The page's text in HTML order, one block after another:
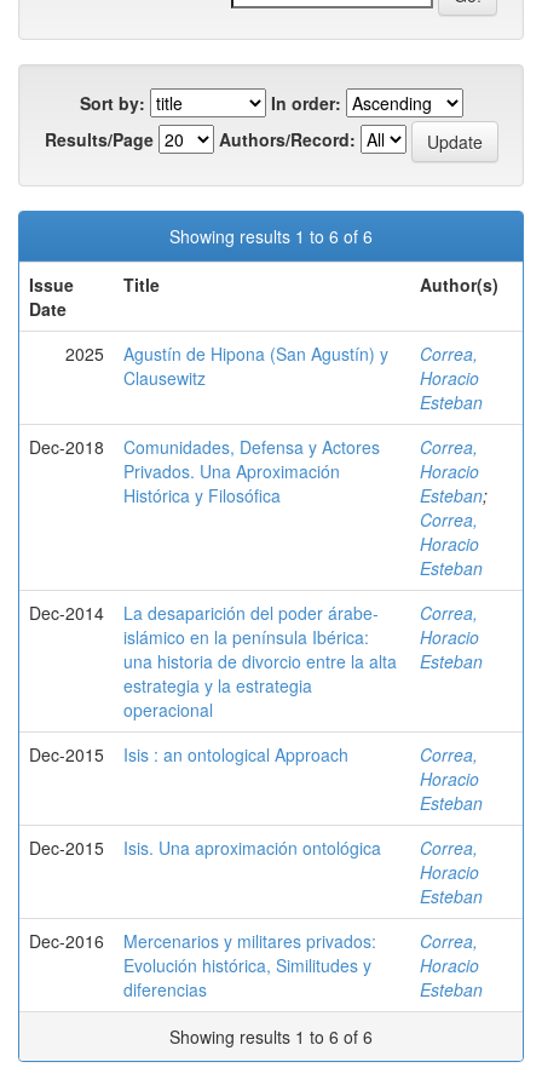
Sort by:
In order:
Results/Page
Authors/Record:
Showing results 1 to 6 of 6
Issue
Date
Title Author(s)
2025
Agustín de Hipona (San Agustín) y
Clausewitz
Correa,
Horacio
Esteban
Dec-2018
Comunidades, Defensa y Actores
Privados. Una Aproximación
Histórica y Filosófica
Correa,
Horacio
Esteban;
Correa,
Horacio
Esteban
Dec-2014
La desaparición del poder árabe-
islámico en la península Ibérica:
una historia de divorcio entre la alta
estrategia y la estrategia
operacional
Correa,
Horacio
Esteban
Dec-2015 Isis : an ontological Approach
Correa,
Horacio
Esteban
Dec-2015
Isis. Una aproximación ontológica
Correa,
Horacio
Esteban
Dec-2016
Mercenarios y militares privados:
Evolución histórica, Similitudes y
diferencias
Correa,
Horacio
Esteban
Showing results 1 to 6 of 6